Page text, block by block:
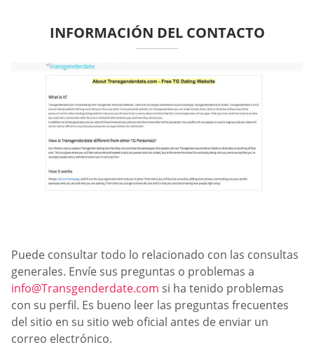
INFORMACIÓN DEL CONTACTO
Puede consultar todo lo relacionado con las consultas
generales. Envíe sus preguntas o problemas a
info@Transgenderdate.com si ha tenido problemas
con su perfil. Es bueno leer las preguntas frecuentes
del sitio en su sitio web oficial antes de enviar un
correo electrónico.